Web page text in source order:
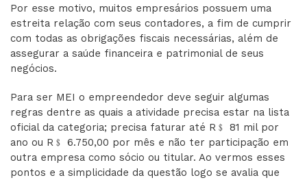
Por esse motivo, muitos empresários possuem uma
estreita relação com seus contadores, a fim de cumprir
com todas as obrigações fiscais necessárias, além de
assegurar a saúde financeira e patrimonial de seus
negócios.
Para ser MEI o empreendedor deve seguir algumas
regras dentre as quais a atividade precisa estar na lista
oficial da categoria; precisa faturar até R﹩ 81 mil por
ano ou R﹩ 6.750,00 por mês e não ter participação em
outra empresa como sócio ou titular. Ao vermos esses
pontos e a simplicidade da questão logo se avalia que